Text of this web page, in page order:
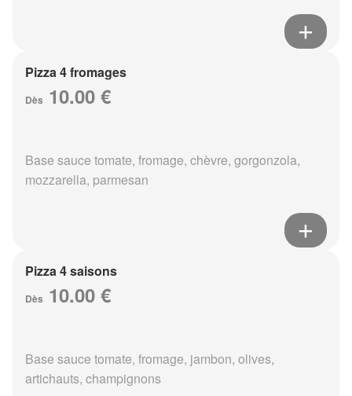
Pizza 4 fromages
Dès 10.00 €
Base sauce tomate, fromage, chèvre, gorgonzola,
mozzarella, parmesan
Pizza 4 saisons
Dès 10.00 €
Base sauce tomate, fromage, jambon, olives,
artichauts, champignons